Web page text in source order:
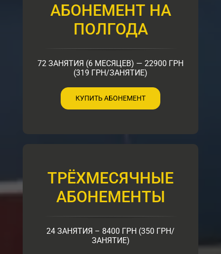
АБОНЕМЕНТ НА
ПОЛГОДА
72 ЗАНЯТИЯ (6 МЕСЯЦЕВ) — 22900 ГРН
(319 ГРН/ЗАНЯТИЕ)
КУПИТЬ АБОНЕМЕНТ
ТРЁХМЕСЯЧНЫЕ
АБОНЕМЕНТЫ
24 ЗАНЯТИЯ – 8400 ГРН (350 ГРН/
ЗАНЯТИЕ)